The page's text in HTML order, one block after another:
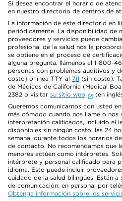
Si desea encontrar el horario de
en nuestro directorio de centros de
La información de este directorio en
periódicamente. La disponibilidad de
proveedores y servicios puede
profesional de la salud nos la
se obtiene en el proceso de
alguna pregunta, llámenos al 1-800-
personas con problemas auditivos y
costo) o línea TTY al 711 (sin costo).
de Médicos de California (Medical
2382 o visitar su sitio web
(en
Queremos comunicarnos con usted
más cómodo cuando nos llame o nos
interpretación calificados, incluido el
disponibles sin ningún costo, las 24
semana, durante todos los horarios
de contacto. No recomendamos que
menores actúen como intérpretes.
intérprete y personal calificado para
idioma. Esto puede incluir
cuidado de la salud bilingües. Están
de comunicación: en persona, por
Obtenga información sobre los